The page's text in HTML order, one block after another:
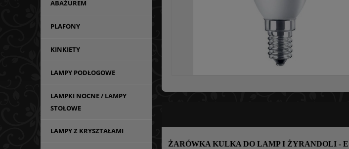
ABAŻUREM
PLAFONY
KINKIETY
LAMPY PODŁOGOWE
LAMPKI NOCNE / LAMPY
STOŁOWE
LAMPY Z KRYSZTAŁAMI
ŻARÓWKA KULKA DO LAMP I ŻYRANDOLI -